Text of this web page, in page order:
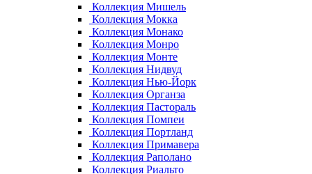
Коллекция Мишель
Коллекция Мокка
Коллекция Монако
Коллекция Монро
Коллекция Монте
Коллекция Нидвуд
Коллекция Нью-Йорк
Коллекция Органза
Коллекция Пастораль
Коллекция Помпеи
Коллекция Портланд
Коллекция Примавера
Коллекция Раполано
Коллекция Риальто